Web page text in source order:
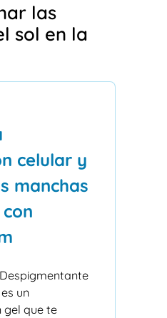
las
sol en la
celular y
manchas
un
que te